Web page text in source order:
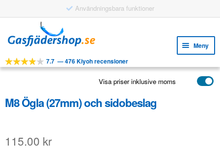
Användningsbara funktioner
till
navigering
till
innehåll
Meny
VERKTYG
APPLIKATIONER
VANLIGA FRÅGOR
7.7 —476 Kiyoh recensioner
Visa priser inklusive moms
M8 Ögla (27mm) och sidobeslag
115.00 kr